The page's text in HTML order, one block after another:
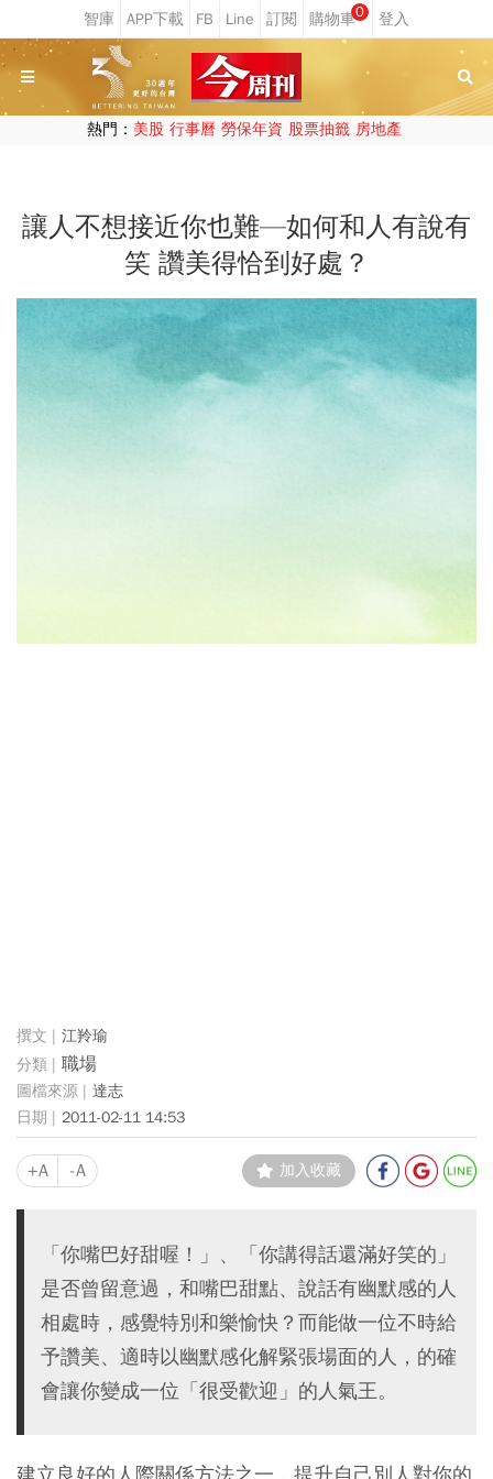
0
熱門： 美股 行事曆 勞保年資 股票抽籤 房地產
讓人不想接近你也難—如何和人有說有
笑 讚美得恰到好處？
江羚瑜
職場
達志
2011-02-11 14:53
+A -A 加入收藏
「你嘴巴好甜喔！」、「你講得話還滿好笑的」
是否曾留意過，和嘴巴甜點、說話有幽默感的人
相處時，感覺特別和樂愉快？而能做一位不時給
予讚美、適時以幽默感化解緊張場面的人，的確
會讓你變成一位「很受歡迎」的人氣王。